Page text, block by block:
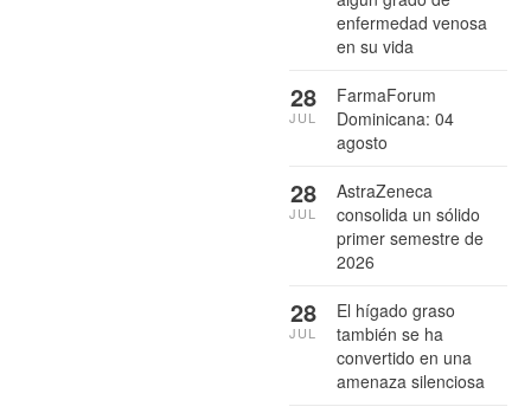
enfermedad venosa
en su vida
FarmaForum
Dominicana: 04
agosto
28
JUL
AstraZeneca
consolida un sólido
primer semestre de
2026
28
JUL
El hígado graso
también se ha
convertido en una
amenaza silenciosa
28
JUL